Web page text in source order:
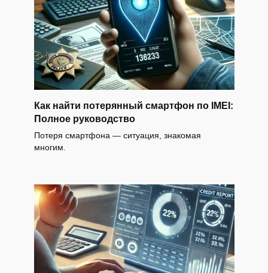
Как найти потерянный смартфон по IMEI:
Полное руководство
Потеря смартфона — ситуация, знакомая
многим.